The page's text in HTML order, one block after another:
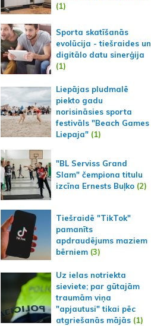
(1)
Sporta skatīšanās
evolūcija - tiešraides un
digitālo datu sinerģija
(1)
Liepājas pludmalē
piekto gadu
norisināsies sporta
festivāls "Beach Games
Liepaja"(1)
"BL Serviss Grand
Slam" čempiona titulu
izcīna Ernests Buļko(2)
Tiešraidē "TikTok"
pamanīts
apdraudējums maziem
bērniem(3)
Uz ielas notriekta
sieviete; par gūtajām
traumām viņa
"apjautusi" tikai pēc
atgriešanās mājās(1)